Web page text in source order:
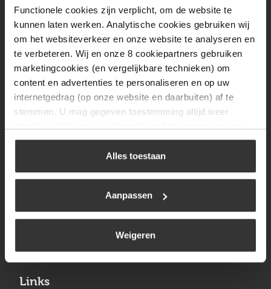
Functionele cookies zijn verplicht, om de website te
kunnen laten werken. Analytische cookies gebruiken wij
om het websiteverkeer en onze website te analyseren en
te verbeteren. Wij en onze 8 cookiepartners gebruiken
marketingcookies (en vergelijkbare technieken) om
content en advertenties te personaliseren en op uw
internetgedrag (op onze website en daarbuiten) af te
stemmen. U mag gegeven toestemming altijd weer
uw keuze op onze website verwijzen wij u naar ons
Alles toestaan
Aanpassen
Weigeren
Donderdag
08:00 tot 17:00
Vrijdag
08:00 tot 17:00
Zaterdag
09:30 tot 12:00
Zondag
Gesloten
Navigatie
BBQ
Verwarming
Links